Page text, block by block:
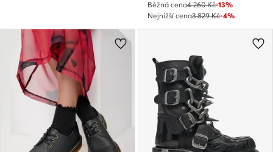
Běžná cena4 260 Kč-13%
Nejnižší cena3 829 Kč-4%